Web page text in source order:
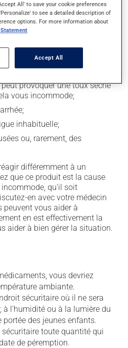
ce produit peut à
effets indésirables (effets
:
de tête;
- levez-vous
provoquer une toux sèche
vous incommode;
inhabituelle;
ou, rarement, des
différemment à un
que ce produit est la cause
qu'il soit
en avec votre médecin
peuvent vous aider à
en est effectivement la
aider à bien gérer la situation.
vous devriez
ambiante.
sécuritaire où il ne sera
à l'humidité ou à la lumière du
portée des jeunes enfants.
toute quantité qui
de péremption.
All' to save your cookie preferences
to see a detailed description of
options. For more information about
Accept All